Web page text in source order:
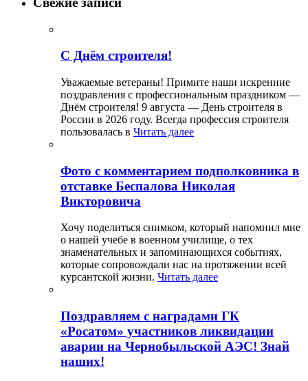
С Днём строителя!
Уважаемые ветераны! Примите наши искренние
поздравления с профессиональным праздником —
Днём строителя! 9 августа — День строителя в
России в 2026 году. Всегда профессия строителя
пользовалась в Читать далее
Фото с комментарием подполковника в
отставке Беспалова Николая
Викторовича
Хочу поделиться снимком, который напомнил мне
о нашей учебе в военном училище, о тех
знаменательных и запоминающихся событиях,
которые сопровождали нас на протяжении всей
курсантской жизни. Читать далее
Поздравляем с наградами ГК
«Росатом» участников ликвидации
аварии на Чернобыльской АЭС! Знай
наших!